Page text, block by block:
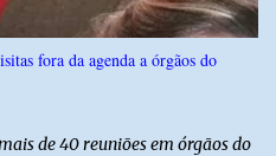
da vida. Ainda segundo a
que levará sua orientação às
no Rio Grande do Norte. A
maiores estruturas religiosas
fora da agenda a órgãos do
de 40 reuniões em órgãos do